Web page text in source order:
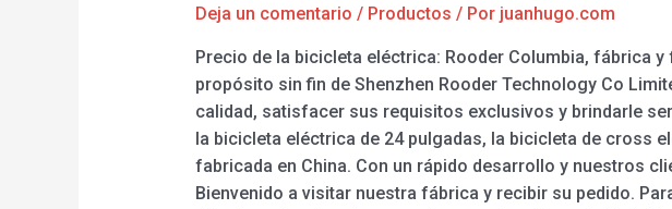
Deja un comentario / Productos / Por juanhugo.com
Precio de la bicicleta eléctrica: Rooder Columbia, fábrica
propósito sin fin de Shenzhen Rooder Technology Co
calidad, satisfacer sus requisitos exclusivos y brindarle
la bicicleta eléctrica de 24 pulgadas, la bicicleta de cross
fabricada en China. Con un rápido desarrollo y nuestros
Bienvenido a visitar nuestra fábrica y recibir su pedido.